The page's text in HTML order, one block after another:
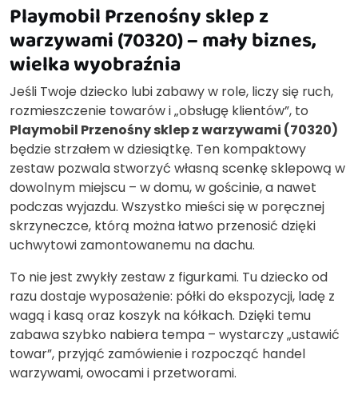
Playmobil Przenośny sklep z
warzywami (70320) – mały biznes,
wielka wyobraźnia
Jeśli Twoje dziecko lubi zabawy w role, liczy się ruch,
rozmieszczenie towarów i „obsługę klientów”, to
Playmobil Przenośny sklep z warzywami (70320)
będzie strzałem w dziesiątkę. Ten kompaktowy
zestaw pozwala stworzyć własną scenkę sklepową w
dowolnym miejscu – w domu, w gościnie, a nawet
podczas wyjazdu. Wszystko mieści się w poręcznej
skrzyneczce, którą można łatwo przenosić dzięki
uchwytowi zamontowanemu na dachu.
To nie jest zwykły zestaw z figurkami. Tu dziecko od
razu dostaje wyposażenie: półki do ekspozycji, ladę z
wagą i kasą oraz koszyk na kółkach. Dzięki temu
zabawa szybko nabiera tempa – wystarczy „ustawić
towar”, przyjąć zamówienie i rozpocząć handel
warzywami, owocami i przetworami.